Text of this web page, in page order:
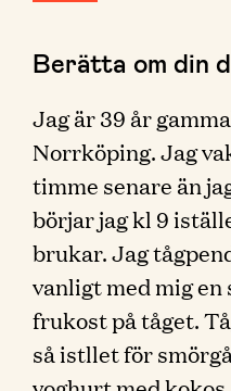
Berätta om din
Jag är 39 år
Norrköping. Jag
timme senare än
börjar jag kl 9
brukar. Jag
vanligt med mig
frukost på tåget.
så istllet för